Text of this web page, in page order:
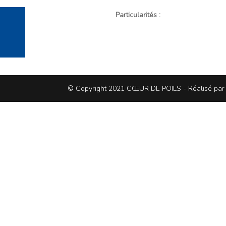
Particularités :
© Copyright 2021 CŒUR DE POILS - Réalisé